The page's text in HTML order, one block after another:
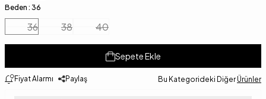
Beden : 36
36 38 40
Sepete Ekle
Fiyat Alarmı Paylaş Bu Kategorideki Diğer Ürünler